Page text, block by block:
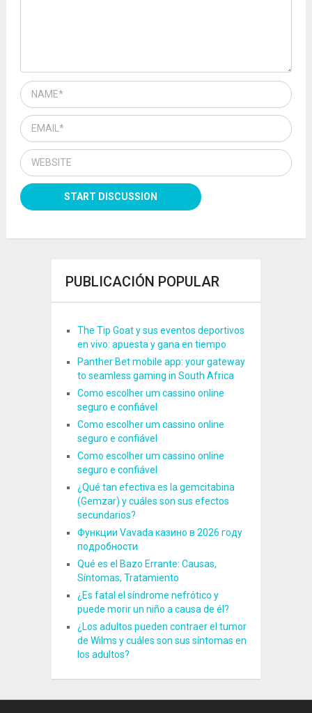
PUBLICACIÓN POPULAR
The Tip Goat y sus eventos deportivos
en vivo: apuesta y gana en tiempo
Panther Bet mobile app: your gateway
to seamless gaming in South Africa
Como escolher um cassino online
seguro e confiável
Como escolher um cassino online
seguro e confiável
Como escolher um cassino online
seguro e confiável
¿Qué tan efectiva es la gemcitabina
(Gemzar) y cuáles son sus efectos
secundarios?
Функции Vavada казино в 2026 году
подробности
Qué es el Bazo Errante: Causas,
Síntomas, Tratamiento
¿Es fatal el síndrome nefrótico y
puede morir un niño a causa de él?
¿Los adultos pueden contraer el tumor
de Wilms y cuáles son sus síntomas en
los adultos?